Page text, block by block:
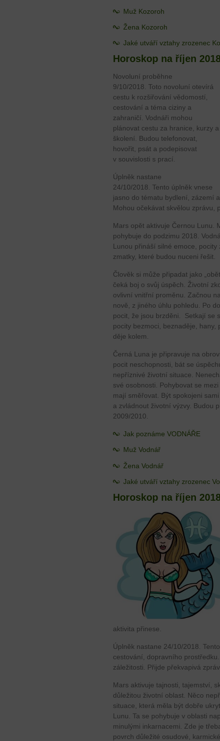
Muž Kozoroh
Žena Kozoroh
Jaké utváří vztahy zrozenec
Horoskop na říjen
Novoluní proběhne
9/10/2018. Toto novoluní otevírá
cestu k rozšiřování vědomostí,
cestování a téma ciziny a
zahraničí. Vodnáři mohou
plánovat cestu za hranice, kurzy a
školení. Budou telefonovat,
hovořit, psát a podepisovat
v souvislosti s prací.
Úplněk nastane
24/10/2018. Tento úplněk vnese
jasno do tématu bydlení, zázemí
Mohou očekávat skvělou zprávu,
Mars opět aktivuje Černou Lunu.
pohybuje do podzimu 2018.
Lunou přináší silné emoce,
zmatky, které budou nuceni řešit.
Člověk si může připadat jako
čeká boj o svůj úspěch. Životní
ovlivní vnitřní proměnu. Začnou
nově, z jiného úhlu pohledu. Po
pocit, že jsou brzděni. Setkají se
pocity bezmoci, beznaděje,
děje kolem.
Černá Luna je připravuje na
pocit neschopnosti, bát se
nepříznivé životní situace.
své osobnosti. Pohybovat se
mají směřovat. Být spokojeni
a zvládnout životní výzvy. Budou
2009/2010.
Jak poznáme VODNÁŘE
Muž Vodnář
Žena Vodnář
Jaké utváří vztahy zrozenec
Horoskop na říjen
aktivita přinese.
Úplněk nastane 24/10/2018.
cestování, dopravního
záležitosti. Přijde překvapivá
Mars aktivuje tajnosti, tajemství,
důležitou životní oblast. Něco
situace, která měla být dobře
Lunu. Ta se pohybuje v oblasti
minulými inkarnacemi. Zde je
povrch důležité osudové,